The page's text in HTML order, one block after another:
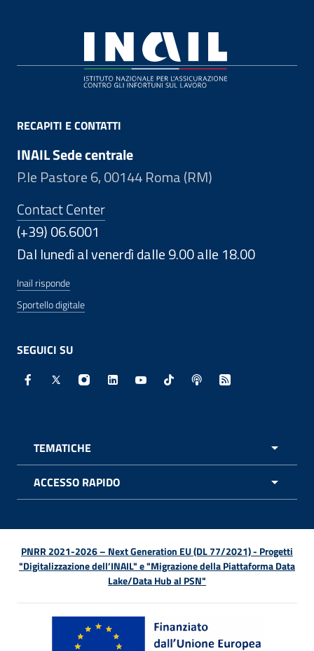
RECAPITI E CONTATTI
INAIL Sede centrale
P.le Pastore 6, 00144 Roma (RM)
Contact Center
(+39) 06.6001
Dal lunedì al venerdì dalle 9.00 alle 18.00
Inail risponde
Sportello digitale
SEGUICI SU
Facebook - Sito esterno - Apertura in nuova finestra
X - Sito esterno - Apertura in nuova finestra
Instagram - Sito esterno - Apertura in
Linkedin - Sito esterno - Apertura in
Youtube - Sito esterno -
TikTok - Sito esterno -
Spreaker - Sito
Feed RSS -
TEMATICHE
ACCESSO RAPIDO
PNRR 2021-2026 – Next Generation EU (DL 77/2021) - Progetti
"Digitalizzazione dell’INAIL" e "Migrazione della Piattaforma Data
Lake/Data Hub al PSN"